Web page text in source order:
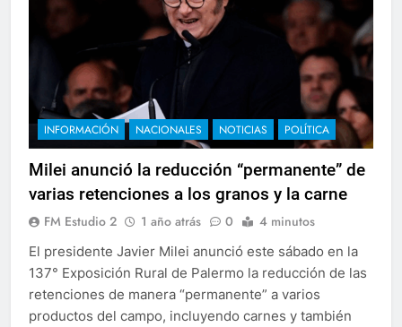
INFORMACIÓN NACIONALES NOTICIAS POLÍTICA
Milei anunció la reducción “permanente” de
varias retenciones a los granos y la carne
FM Estudio 2 1 año atrás 0 4 minutos
El presidente Javier Milei anunció este sábado en la
137° Exposición Rural de Palermo la reducción de las
retenciones de manera “permanente” a varios
productos del campo, incluyendo carnes y también